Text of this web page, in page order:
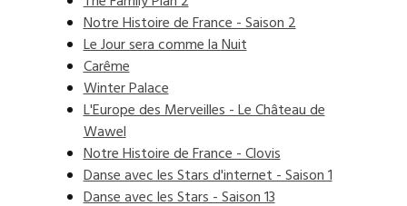
Notre Histoire de France - Saison 2
Le Jour sera comme la Nuit
Carême
Winter Palace
L'Europe des Merveilles - Le Château de
Wawel
Notre Histoire de France - Clovis
Danse avec les Stars d'internet - Saison 1
Danse avec les Stars - Saison 13